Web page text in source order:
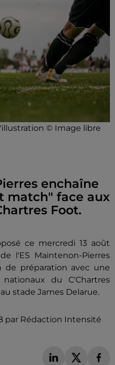
© Image libre
enchaîne
match" face aux
Foot.
ce mercredi 13 août
l'ES Maintenon-Pierres
de préparation avec une
du C'Chartres
stade James Delarue.
par Rédaction Intensité